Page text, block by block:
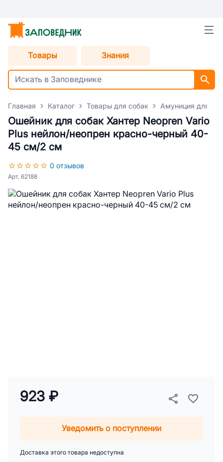
Товары Знания
Главная Каталог Товары для собак Амуниция для
Ошейник для собак Хантер Neopren Vario
Plus нейлон/неопрен красно-черный 40-
45 см/2 см
0 отзывов
Арт. 62188
923 ₽
Уведомить о поступлении
Доставка этого товара недоступна